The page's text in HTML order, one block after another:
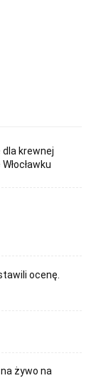
krewnej
ocenę.
żywo na